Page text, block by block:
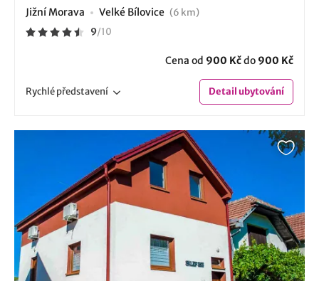
Jižní Morava Velké Bílovice (6 km)
9/10
Cena od 900 Kčdo 900 Kč
Rychlépředstavení Detailubytování